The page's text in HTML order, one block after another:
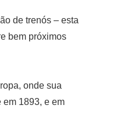
de trenós – esta
bem próximos
onde sua
em 1893, e em